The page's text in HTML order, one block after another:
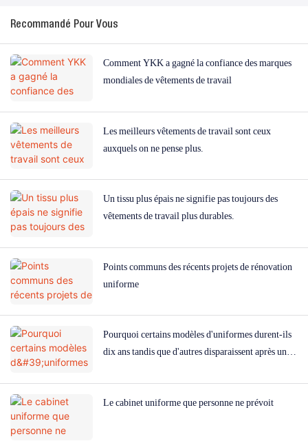
Recommandé Pour Vous
Comment YKK a gagné la confiance des marques
mondiales de vêtements de travail
Les meilleurs vêtements de travail sont ceux
auxquels on ne pense plus.
Un tissu plus épais ne signifie pas toujours des
vêtements de travail plus durables.
Points communs des récents projets de rénovation
uniforme
Pourquoi certains modèles d'uniformes durent-ils
dix ans tandis que d'autres disparaissent après un an
Le cabinet uniforme que personne ne prévoit